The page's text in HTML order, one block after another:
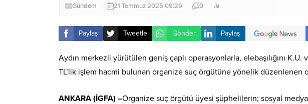
Gündem 21 Temmuz 2025 09:29 0
Paylaş Tweetle Gönder Paylaş
Aydın merkezli yürütülen geniş çaplı operasyonlarla, elebaşılığını K.U.
TL’lik işlem hacmi bulunan organize suç örgütüne yönelik düzenlenen
ANKARA (İGFA) –Organize suç örgütü üyesi şüphelilerin; sosyal